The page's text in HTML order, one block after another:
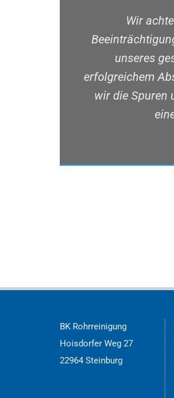
Wir
unseres
erfolgreichem
wir die Spuren
BK Rohrreinigung
Hoisdorfer Weg 27
22964 Steinburg